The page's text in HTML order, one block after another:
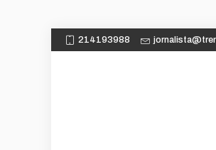
214193988